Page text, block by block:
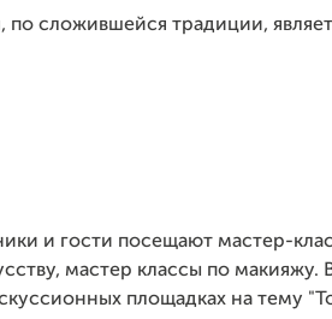
сложившейся традиции,
и гости посещают мастер-
мастер классы по макияжу.
площадках на тему